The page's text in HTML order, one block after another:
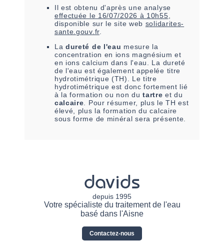
Il est obtenu d'après une analyse
effectuée le 16/07/2026 à 10h55
disponible sur le site web solidarites-
sante.gouv.fr.
La dureté de l'eau mesure la
concentration en ions magnésium et
en ions calcium dans l'eau. La dureté
de l'eau est également appelée titre
hydrotimétrique (TH). Le titre
hydrotimétrique est donc fortement lié
à la formation ou non dutartre et du
calcaire . Pour résumer, plus le TH est
élevé, plus la formation du calcaire
sous forme de minéral sera présente.
davids
depuis 1995
Votre spécialiste du traitement de l'eau
basé dans l'Aisne
Contactez-nous